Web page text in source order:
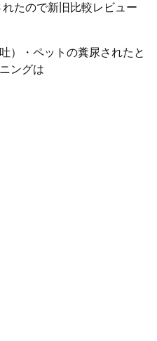
たので新旧比較レビュー
）・ペットの糞尿されたと
ングは